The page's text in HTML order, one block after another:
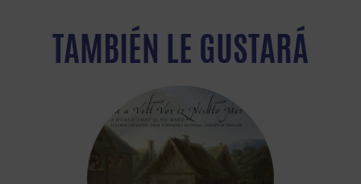
TAMBIÉN LE GUSTARÁ